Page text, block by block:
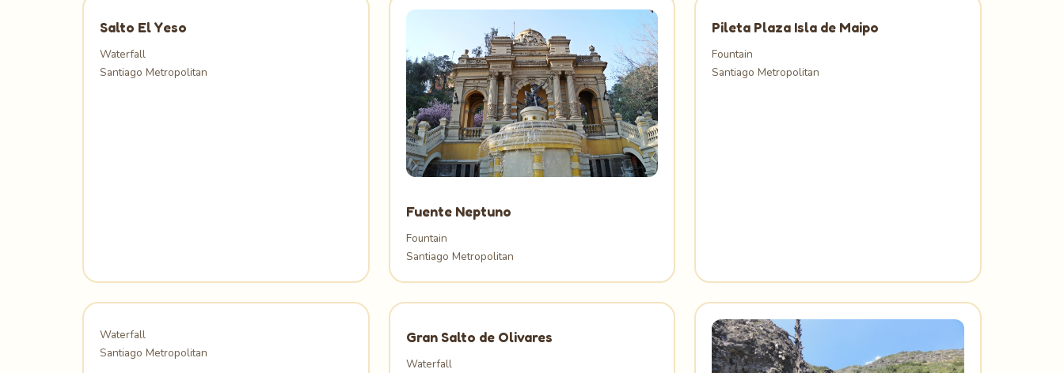
Salto El Yeso
Waterfall
Santiago Metropolitan
Fuente Neptuno
Fountain
Santiago Metropolitan
Pileta Plaza Isla de Maipo
Fountain
Santiago Metropolitan
Waterfall
Santiago Metropolitan
Gran Salto de Olivares
Waterfall